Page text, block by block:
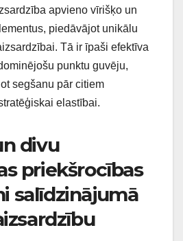
apvieno vīrišķo un
piedāvājot unikālu
Tā ir īpaši efektīva
punktu guvēju,
segšanu pār citiem
elastībai.
divu
priekšrocības
salīdzinājumā